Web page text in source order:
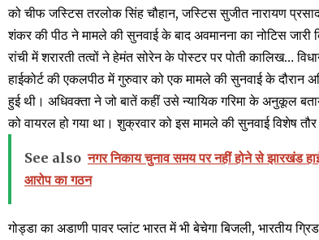
को चीफ जस्टिस तरलोक सिंह चौहान, जस्टिस सुजीत नारायण
शंकर की पीठ ने मामले की सुनवाई के बाद अवमानना का नोटिस
रांची में शरारती तत्वों ने हेमंत सोरेन के पोस्टर पर पोती कालिख…
हाईकोर्ट की एकलपीठ में गुरुवार को एक मामले की सुनवाई के
हुई थी। अधिवक्ता ने जो बातें कहीं उसे न्यायिक गरिमा के अनुकूल
को वायरल हो गया था। शुक्रवार को इस मामले की सुनवाई विशेष
See also नगर निकाय चुनाव समय पर नहीं होने से झारखंड
आरोप का गठन
गोड्डा का अडाणी पावर प्लांट भारत में भी बेचेगा बिजली, भारतीय